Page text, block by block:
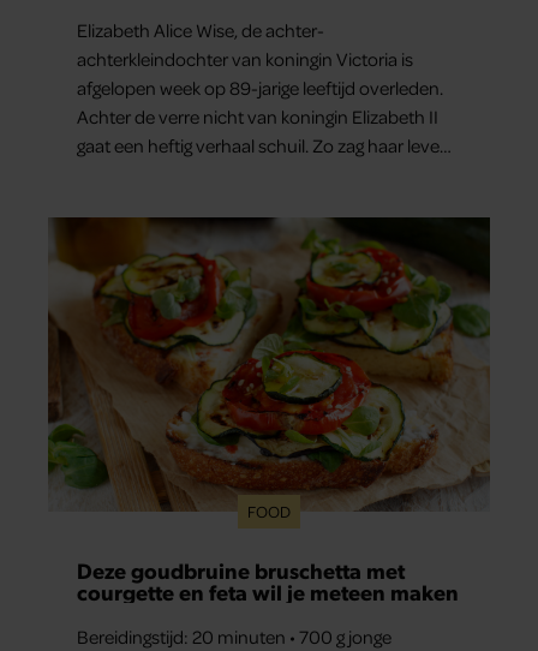
Elizabeth Alice Wise, de achter-
achterkleindochter van koningin Victoria is
afgelopen week op 89-jarige leeftijd overleden.
Achter de verre nicht van koningin Elizabeth II
gaat een heftig verhaal schuil. Zo zag haar leven
FOOD
Deze goudbruine bruschetta met
courgette en feta wil je meteen maken
Bereidingstijd: 20 minuten • 700 g jonge